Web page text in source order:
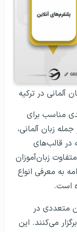
آلمانی در ترکیه
مناسب برای
زبان آلمانی،
در قالب‌های
زبان‌آموزان
به معرفی انواع
است.
متعددی در
می‌کنند. این